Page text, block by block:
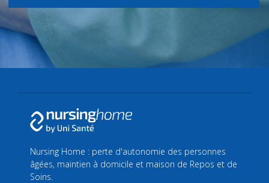
Nursing Home : perte d'autonomie des personnes
âgées, maintien à domicile et maison de Repos et de
Soins.